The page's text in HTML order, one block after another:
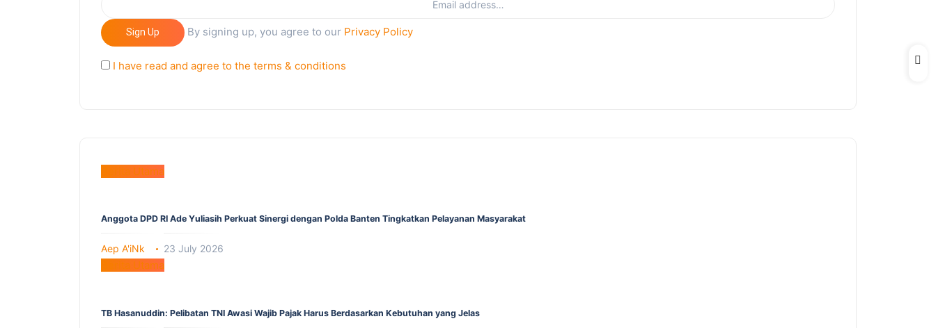
Sign Up By signing up, you agree to our Privacy Policy
I have read and agree to the terms & conditions
Berita Utama
Anggota DPD RI Ade Yuliasih Perkuat Sinergi dengan Polda Banten Tingkatkan Pelayanan Masyarakat
Aep A'iNk 23 July 2026
Berita Utama
TB Hasanuddin: Pelibatan TNI Awasi Wajib Pajak Harus Berdasarkan Kebutuhan yang Jelas